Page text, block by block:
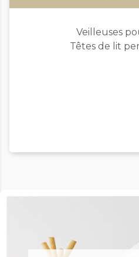
Veilleuses
Têtes de lit